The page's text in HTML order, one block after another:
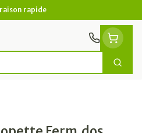
rapide